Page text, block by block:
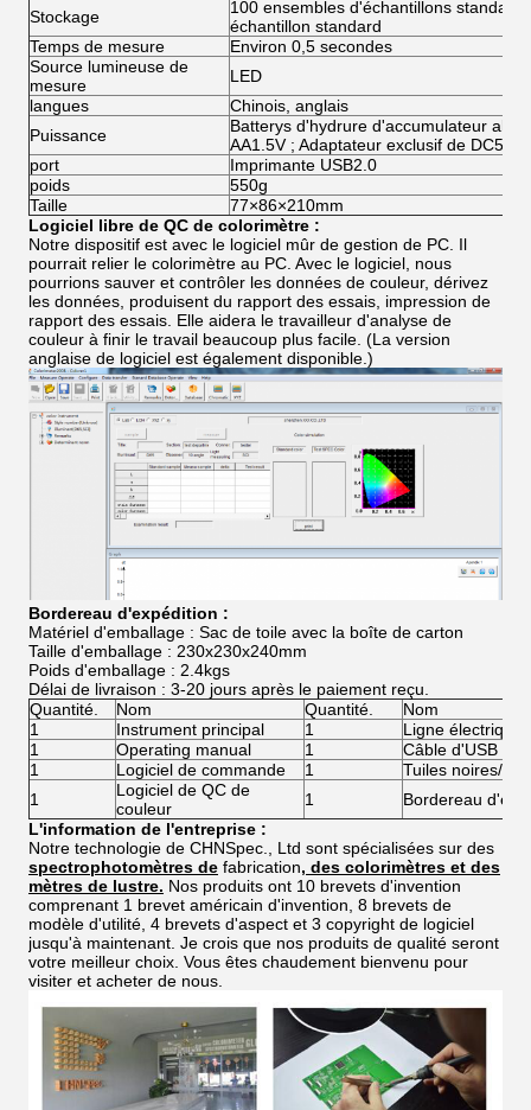
Stockage
100 ensembles d'échantillons standard
échantillon standard
Temps de mesure
Environ 0,5 secondes
Source lumineuse de
mesure
LED
langues
Chinois, anglais
Puissance
Batterys d'hydrure d'accumulateur
AA1.5V ; Adaptateur exclusif de DC5V
port
Imprimante USB2.0
poids
550g
Taille
77×86×210mm
Logiciel libre de QC de colorimètre :
Notre dispositif est avec le logiciel mûr de gestion de PC. Il
pourrait relier le colorimètre au PC. Avec le logiciel, nous
pourrions sauver et contrôler les données de couleur, dérivez
les données, produisent du rapport des essais, impression de
rapport des essais. Elle aidera le travailleur d'analyse de
couleur à finir le travail beaucoup plus facile. (La version
anglaise de logiciel est également disponible.)
Bordereau d'expédition :
Matériel d'emballage : Sac de toile avec la boîte de carton
Taille d'emballage : 230x230x240mm
Poids d'emballage : 2.4kgs
Délai de livraison : 3-20 jours après le paiement reçu.
Quantité.
Nom Quantité.
Nom
1
Instrument principal 1
Ligne électrique
1
Operating manual 1
Câble d'USB
1
Logiciel de commande 1
Tuiles noires/
1
Logiciel de QC de
couleur
1
Bordereau
L'information de l'entreprise :
Notre technologie de CHNSpec., Ltd sont spécialisées sur des
spectrophotomètres de fabrication, des colorimètres et des
mètres de lustre. Nos produits ont 10 brevets d'invention
comprenant 1 brevet américain d'invention, 8 brevets de
modèle d'utilité, 4 brevets d'aspect et 3 copyright de logiciel
jusqu'à maintenant. Je crois que nos produits de qualité seront
votre meilleur choix. Vous êtes chaudement bienvenu pour
visiter et acheter de nous.